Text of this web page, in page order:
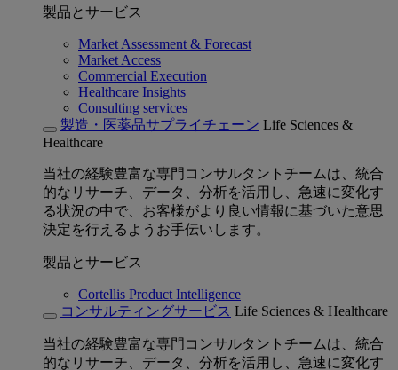
製品とサービス
Market Assessment & Forecast
Market Access
Commercial Execution
Healthcare Insights
Consulting services
製造・医薬品サプライチェーン Life Sciences &
Healthcare
当社の経験豊富な専門コンサルタントチームは、統合
的なリサーチ、データ、分析を活用し、急速に変化す
る状況の中で、お客様がより良い情報に基づいた意思
決定を行えるようお手伝いします。
製品とサービス
Cortellis Product Intelligence
コンサルティングサービス Life Sciences & Healthcare
当社の経験豊富な専門コンサルタントチームは、統合
的なリサーチ、データ、分析を活用し、急速に変化す